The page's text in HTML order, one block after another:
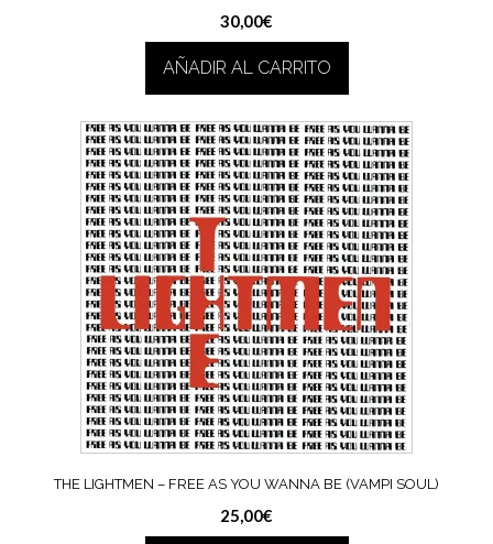
30,00€
AÑADIR AL CARRITO
THE LIGHTMEN – FREE AS YOU WANNA BE (VAMPI SOUL)
25,00€